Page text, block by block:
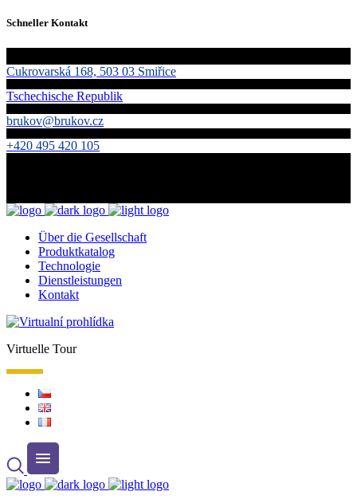
Schneller Kontakt
Cukrovarská 168, 503 03 Smiřice
Tschechische Republik
brukov@brukov.cz
+420 495 420 105
Über die Gesellschaft
Produktkatalog
Technologie
Dienstleistungen
Kontakt
Virtuelle Tour